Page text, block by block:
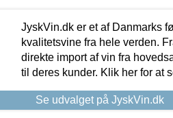
JyskVin.dk er et af Danmarks
kvalitetsvine fra hele verden.
direkte import af vin fra
til deres kunder. Klik her for at
Se udvalget på JyskVin.dk